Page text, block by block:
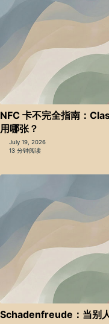
NFC 卡不完全指南：
用哪张？
July 19, 2026
13 分钟阅读
Schadenfreude：当别